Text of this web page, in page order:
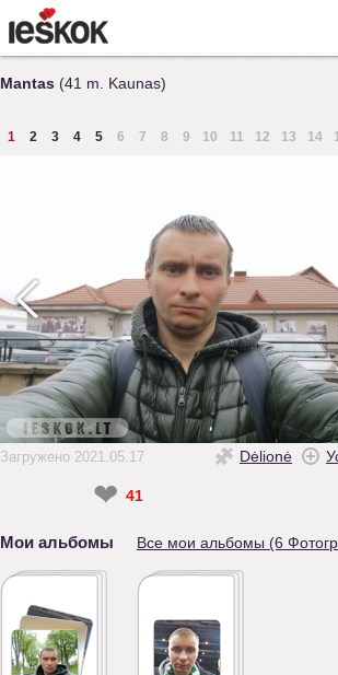
Mantas (41 m. Kaunas)
1 2 3 4 5 6 7 8 9 10 11 12 13 14
Загружено 2021.05.17 Dėlionė
❤ 41
Мои альбомы Все мои альбомы (6